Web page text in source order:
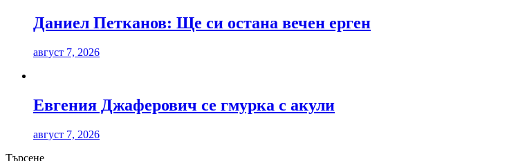
Даниел Петканов: Ще си остана вечен ерген
август 7, 2026
Евгения Джаферович се гмурка с акули
август 7, 2026
Търсене